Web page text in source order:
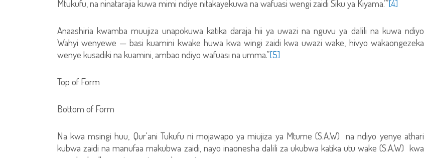
Mtukufu, na ninatarajia kuwa mimi ndiye nitakayekuwa na wafuasi wengi zaidi Siku ya Kiyama.’”[4]
Anaashiria kwamba muujiza unapokuwa katika daraja hii ya uwazi na nguvu ya dalili na kuwa ndiyo
Wahyi wenyewe — basi kuamini kwake huwa kwa wingi zaidi kwa uwazi wake, hivyo wakaongezeka
wenye kusadiki na kuamini, ambao ndiyo wafuasi na umma.”[5]
Top of Form
Bottom of Form
Na kwa msingi huu, Qur'ani Tukufu ni mojawapo ya miujiza ya Mtume (S.A.W) na ndiyo yenye athari
kubwa zaidi na manufaa makubwa zaidi, nayo inaonesha dalili za ukubwa katika utu wake (S.A.W) kwa